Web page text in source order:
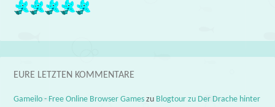
EURE LETZTEN KOMMENTARE
Gameilo - Free Online Browser Games zu Blogtour zu Der Drache hinter